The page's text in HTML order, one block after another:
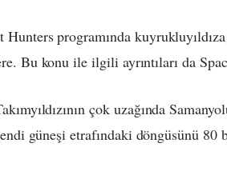
Hunters programında
Bu konu ile ilgili ayrıntıları da
çok uzağında
güneşi etrafındaki döngüsünü 80